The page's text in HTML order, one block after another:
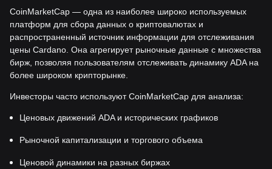
CoinMarketCap — одна из наиболее широко используемых
платформ для сбора данных о криптовалютах и ​​
распространенный источник информации для отслеживания
цены Cardano. Она агрегирует рыночные данные с множества
бирж, позволяя пользователям отслеживать динамику ADA на
более широком крипторынке.
Инвесторы часто используют CoinMarketCap для анализа:
Ценовых движений ADA и исторических графиков
Рыночной капитализации и торгового объема
Ценовой динамики на разных биржах